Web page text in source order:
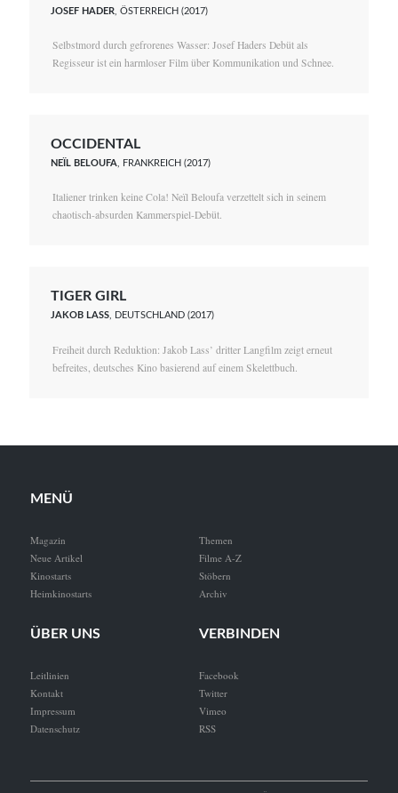
JOSEF HADER , ÖSTERREICH (2017)
Selbstmord durch gefrorenes Wasser: Josef Haders Debüt als
Regisseur ist ein harmloser Film über Kommunikation und Schnee.
OCCIDENTAL
NEÏL BELOUFA , FRANKREICH (2017)
Italiener trinken keine Cola! Neïl Beloufa verzettelt sich in seinem
chaotisch-absurden Kammerspiel-Debüt.
TIGER GIRL
JAKOB LASS, DEUTSCHLAND (2017)
Freiheit durch Reduktion: Jakob Lass’ dritter Langfilm zeigt erneut
befreites, deutsches Kino basierend auf einem Skelettbuch.
MENÜ
Magazin
Neue Artikel
Kinostarts
Heimkinostarts
Themen
Filme A-Z
Stöbern
Archiv
ÜBER UNS
Leitlinien
Kontakt
Impressum
Datenschutz
VERBINDEN
Facebook
Twitter
Vimeo
RSS